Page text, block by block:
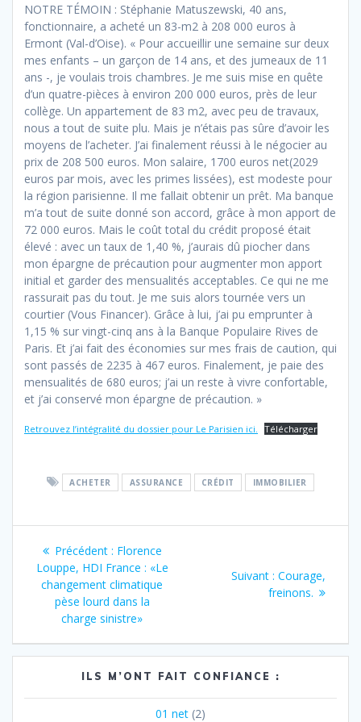
NOTRE TÉMOIN : Stéphanie Matuszewski, 40 ans,
fonctionnaire, a acheté un 83-m2 à 208 000 euros à
Ermont (Val-d’Oise). « Pour accueillir une semaine sur deux
mes enfants – un garçon de 14 ans, et des jumeaux de 11
ans -, je voulais trois chambres. Je me suis mise en quête
d’un quatre-pièces à environ 200 000 euros, près de leur
collège. Un appartement de 83 m2, avec peu de travaux,
nous a tout de suite plu. Mais je n’étais pas sûre d’avoir les
moyens de l’acheter. J’ai finalement réussi à le négocier au
prix de 208 500 euros. Mon salaire, 1700 euros net(2029
euros par mois, avec les primes lissées), est modeste pour
la région parisienne. Il me fallait obtenir un prêt. Ma banque
m’a tout de suite donné son accord, grâce à mon apport de
72 000 euros. Mais le coût total du crédit proposé était
élevé : avec un taux de 1,40 %, j’aurais dû piocher dans
mon épargne de précaution pour augmenter mon apport
initial et garder des mensualités acceptables. Ce qui ne me
rassurait pas du tout. Je me suis alors tournée vers un
courtier (Vous Financer). Grâce à lui, j’ai pu emprunter à
1,15 % sur vingt-cinq ans à la Banque Populaire Rives de
Paris. Et j’ai fait des économies sur mes frais de caution, qui
sont passés de 2235 à 467 euros. Finalement, je paie des
mensualités de 680 euros; j’ai un reste à vivre confortable,
et j’ai conservé mon épargne de précaution. »
Retrouvez l’intégralité du dossier pour Le Parisien ici. Télécharger
ACHETER ASSURANCE CRÉDIT IMMOBILIER
Navigation
de
l’article
Précédent : Article
précédent
:
Florence
Louppe, HDI France : «Le
changement climatique
pèse lourd dans la
charge sinistre»
Suivant : Article
suivant
Courage,
freinons.
ILS M’ONT FAIT CONFIANCE :
01 net (2)